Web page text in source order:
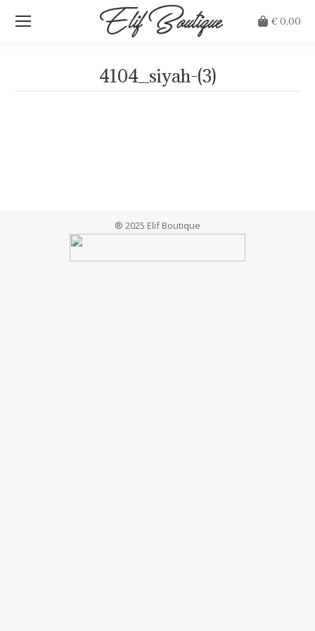
€0,00
4104_siyah-(3)
® 2025 Elif Boutique